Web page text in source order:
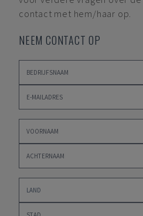
contact met hem/haar op.
NEEM CONTACT OP